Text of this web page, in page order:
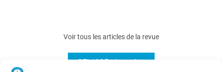
Voir tous les articles de la revue
3EI 1995- Journées